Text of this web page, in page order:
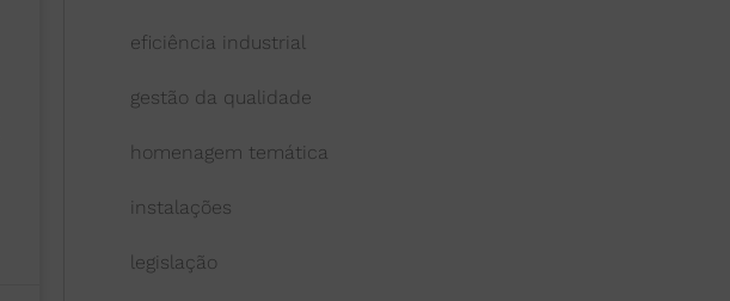
eficiência industrial
gestão da qualidade
homenagem temática
instalações
legislação